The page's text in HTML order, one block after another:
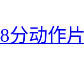
分动作